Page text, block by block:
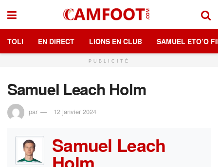
TOLI EN DIRECT LIONS EN CLUB SAMUEL ETO’O
PUBLICITÉ
Samuel Leach Holm
par 12 janvier 2024
Samuel Leach